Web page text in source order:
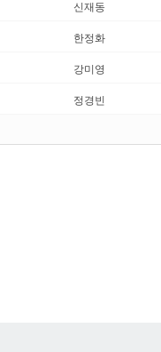
신재동
한정화
강미영
정경빈